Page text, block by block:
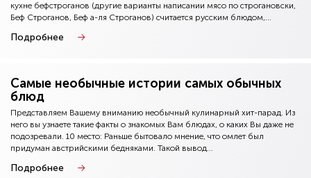
кухне бефстроганов (другие варианты написании мясо по строгановски,
Беф Строганов, Беф а-ля Строганов) считается русским блюдом,...
Подробнее
Самые необычные истории самых обычных
блюд
Представляем Вашему вниманию необычный кулинарный хит-парад. Из
него вы узнаете такие факты о знакомых Вам блюдах, о каких Вы даже не
подозревали. 10 место: Раньше бытовало мнение, что омлет был
придуман австрийскими бедняками. Такой вывод...
Подробнее